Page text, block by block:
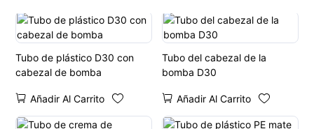
Tubo de plástico D30 con
cabezal de bomba
Añadir Al Carrito
Tubo del cabezal de la
bomba D30
Añadir Al Carrito